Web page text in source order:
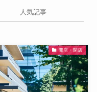
人気記事
開店・閉店